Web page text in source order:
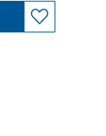
und stark,
da, ein
wir
sind
Anna Schaub.